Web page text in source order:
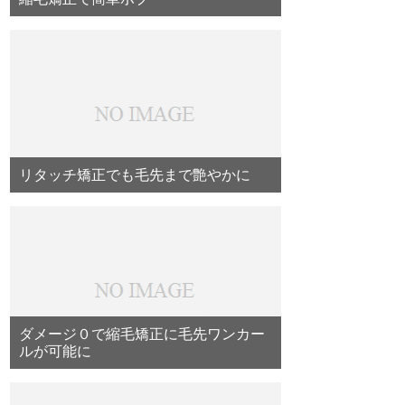
リタッチ矯正でも毛先まで艶やかに
ダメージ０で縮毛矯正に毛先ワンカー
ルが可能に